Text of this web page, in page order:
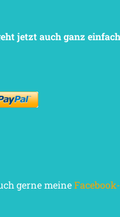
jetzt auch ganz
gerne meine